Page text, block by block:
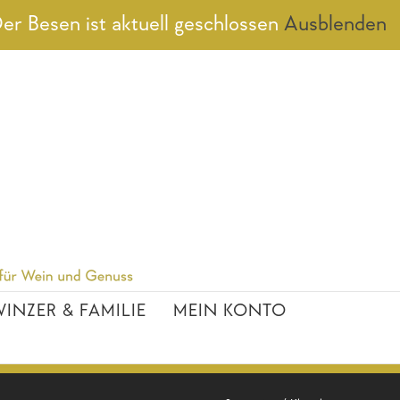
& FAMILIE MEIN KONTO
Besen ist aktuell geschlossen Ausblenden